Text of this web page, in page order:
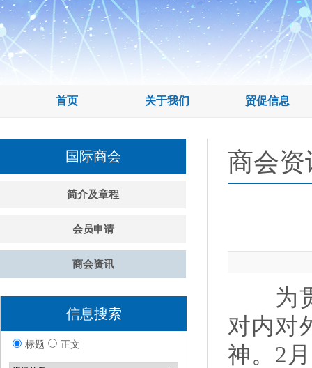
首页 关于我们 贸促信息
国际商会
简介及章程
会员申请
商会资讯
信息搜索
标题 正文
商会资
为贯
对内对
神。2